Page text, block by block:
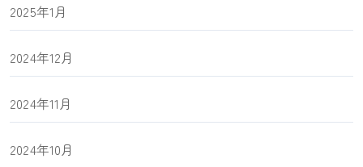
2025年1月
2024年12月
2024年11月
2024年10月